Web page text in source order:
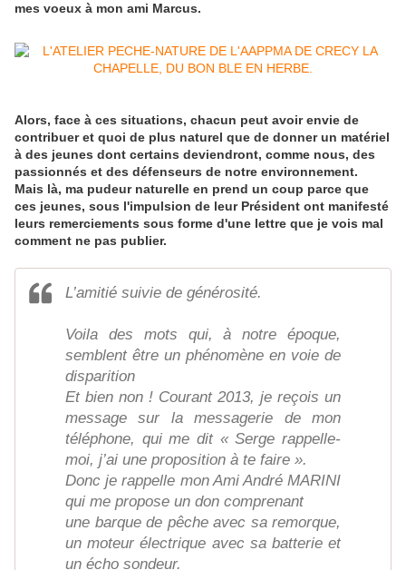
mes voeux à mon ami Marcus.
Alors, face à ces situations, chacun peut avoir envie de
contribuer et quoi de plus naturel que de donner un matériel
à des jeunes dont certains deviendront, comme nous, des
passionnés et des défenseurs de notre environnement.
Mais là, ma pudeur naturelle en prend un coup parce que
ces jeunes, sous l'impulsion de leur Président ont manifesté
leurs remerciements sous forme d'une lettre que je vois mal
comment ne pas publier.
L’amitié suivie de générosité.
Voila des mots qui, à notre époque,
semblent être un phénomène en voie de
disparition
Et bien non ! Courant 2013, je reçois un
message sur la messagerie de mon
téléphone, qui me dit « Serge rappelle-
moi, j’ai une proposition à te faire ».
Donc je rappelle mon Ami André MARINI
qui me propose un don comprenant
une barque de pêche avec sa remorque,
un moteur électrique avec sa batterie et
un écho sondeur.